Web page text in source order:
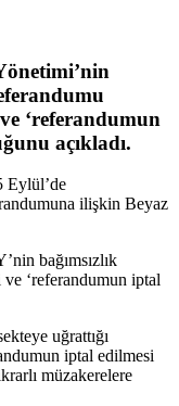
‘referandumun
açıkladı.
Eylül’de
ilişkin Beyaz
bağımsızlık
ve ‘referandumun iptal
uğrattığı
iptal edilmesi
müzakerelere